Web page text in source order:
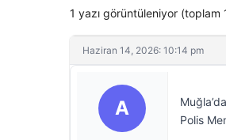
1 yazı görüntüleniyor (toplam
Haziran 14, 2026: 10:14 pm
A
Polis